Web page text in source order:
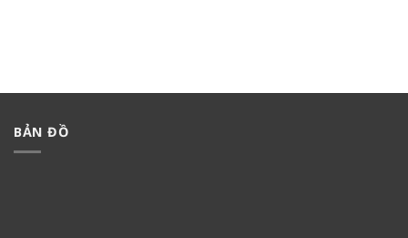
BẢN ĐỒ